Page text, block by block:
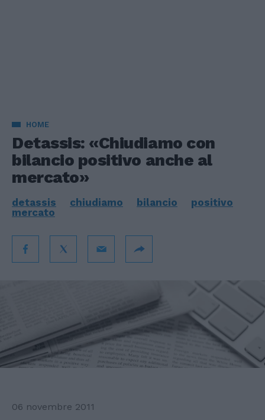
HOME
Detassis: «Chiudiamo con
bilancio positivo anche al
mercato»
detassis chiudiamo bilancio
positivo
mercato
06 novembre 2011